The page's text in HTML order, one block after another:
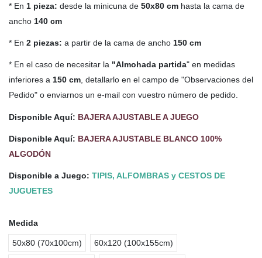
* En 1 pieza: desde la minicuna de 50x80 cm hasta la cama de
ancho 140 cm
* En 2 piezas: a partir de la cama de ancho 150 cm
* En el caso de necesitar la "Almohada partida" en medidas
inferiores a 150 cm, detallarlo en el campo de "Observaciones del
Pedido" o enviarnos un e-mail con vuestro número de pedido.
Disponible Aquí: BAJERA AJUSTABLE A JUEGO
Disponible Aquí: BAJERA AJUSTABLE BLANCO 100%
ALGODÓN
Disponible a Juego: TIPIS, ALFOMBRAS y CESTOS DE
JUGUETES
Medida
50x80 (70x100cm) 60x120 (100x155cm)